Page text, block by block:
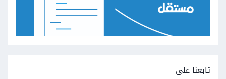
تابعنا على